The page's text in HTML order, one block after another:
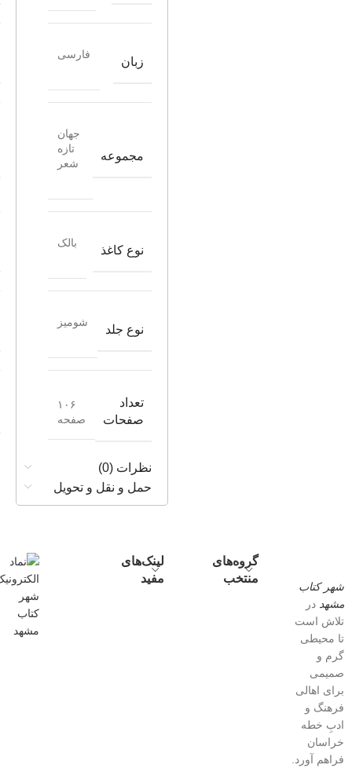
زبان
فارسی
مجموعه
جهان
تازه
شعر
نوع کاغذ
بالک
نوع جلد
شومیز
تعداد
صفحات
۱۰۶
صفحه
نظرات (0)
حمل و نقل و تحویل
شهر کتاب
مشهد در
تلاش است
تا محیطی
گرم و
صمیمی
برای اهالی
فرهنگ و
ادبِ خطه
خراسان
فراهم آورد.
گروه‌های
منتخب
لینک‌های
مفید